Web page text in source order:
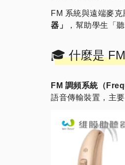
FM 系統與遠端麥
器」
，幫助學生「
🎓 什麼是
FM 調頻系統（
語音傳輸裝置，主要